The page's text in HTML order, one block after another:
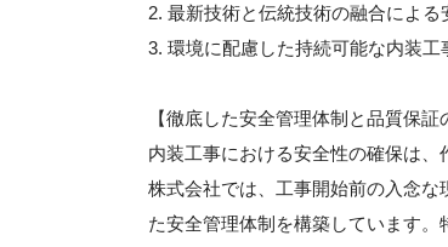
2. 最新技術と伝統技術の融合による
3. 環境に配慮した持続可能な内装工
【徹底した安全管理体制と品質保証
内装工事における安全性の確保は
株式会社では、工事開始前の入念
た安全管理体制を構築しています